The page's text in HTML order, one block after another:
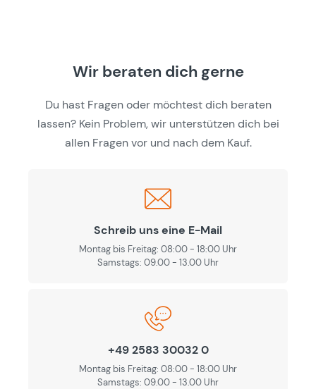
Wir beraten dich gerne
Du hast Fragen oder möchtest dich beraten
lassen? Kein Problem, wir unterstützen dich bei
allen Fragen vor und nach dem Kauf.
Schreib uns eine E-Mail
Montag bis Freitag: 08:00 - 18:00 Uhr
Samstags: 09.00 - 13.00 Uhr
+49 2583 30032 0
Montag bis Freitag: 08:00 - 18:00 Uhr
Samstags: 09.00 - 13.00 Uhr